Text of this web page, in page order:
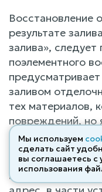
Восстановление
результате
залива»,
поэлементного
заливом
тех материалов,
повреждений, но
разового
Стоимость
квартиры № 275,
Мы используем
сделать сайт
вы соглашаетесь с
использования